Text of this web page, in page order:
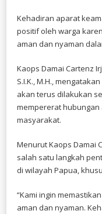
Kehadiran aparat
positif oleh warga
aman dan nyaman
Kaops Damai Cartenz
S.I.K., M.H.,
akan terus dilakukan
mempererat
masyarakat.
Menurut Kaops Damai
salah satu langkah
di wilayah Papua,
“Kami ingin
aman dan nyaman.